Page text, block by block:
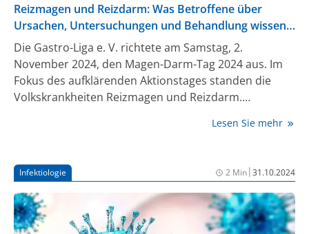
Reizmagen und Reizdarm: Was Betroffene über
Ursachen, Untersuchungen und Behandlung wissen
sollten
Die Gastro-Liga e. V. richtete am Samstag, 2.
November 2024, den Magen-Darm-Tag 2024 aus. Im
Fokus des aufklärenden Aktionstages standen die
Volkskrankheiten Reizmagen und Reizdarm.
bei Vorträgen, in Webinaren und bei Telefonaktionen
Reizmagen und Reizdarm informieren. Unter dem
Motto „Volkskrankheiten – Reizmagen und Reizdarm“
beantworteten gastroenterologische Expert:innen
Fragen zu diesen beiden Erkrankungen.
Lesen Sie mehr
Infektiologie 2 Min|31.10.2024